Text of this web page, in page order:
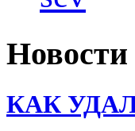
КАК